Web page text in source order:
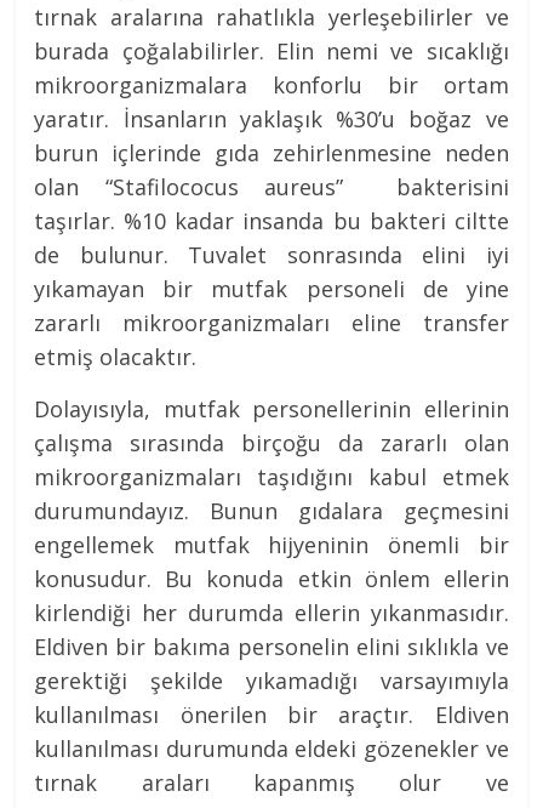
tırnak aralarına rahatlıkla yerleşebilirler ve
burada çoğalabilirler. Elin nemi ve sıcaklığı
mikroorganizmalara konforlu bir ortam
yaratır. İnsanların yaklaşık %30’u boğaz ve
burun içlerinde gıda zehirlenmesine neden
olan “Stafilococus aureus” bakterisini
taşırlar. %10 kadar insanda bu bakteri ciltte
de bulunur. Tuvalet sonrasında elini iyi
yıkamayan bir mutfak personeli de yine
zararlı mikroorganizmaları eline transfer
etmiş olacaktır.
Dolayısıyla, mutfak personellerinin ellerinin
çalışma sırasında birçoğu da zararlı olan
mikroorganizmaları taşıdığını kabul etmek
durumundayız. Bunun gıdalara geçmesini
engellemek mutfak hijyeninin önemli bir
konusudur. Bu konuda etkin önlem ellerin
kirlendiği her durumda ellerin yıkanmasıdır.
Eldiven bir bakıma personelin elini sıklıkla ve
gerektiği şekilde yıkamadığı varsayımıyla
kullanılması önerilen bir araçtır. Eldiven
kullanılması durumunda eldeki gözenekler ve
tırnak araları kapanmış olur ve